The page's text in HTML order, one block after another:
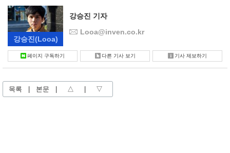
강승진 (Looa)
강승진 기자
Looa@inven.co.kr
페이지 구독하기 다른 기사 보기 기사 제보하기
목록 본문 △ ▽